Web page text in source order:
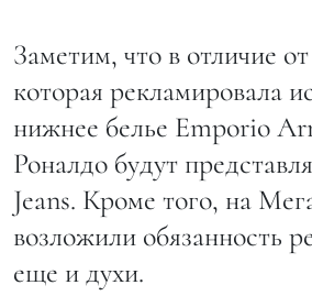
Заметим, что в отличие
которая рекламировала
нижнее белье Emporio
Роналдо будут
Jeans. Кроме того, на
возложили обязанность
еще и духи.